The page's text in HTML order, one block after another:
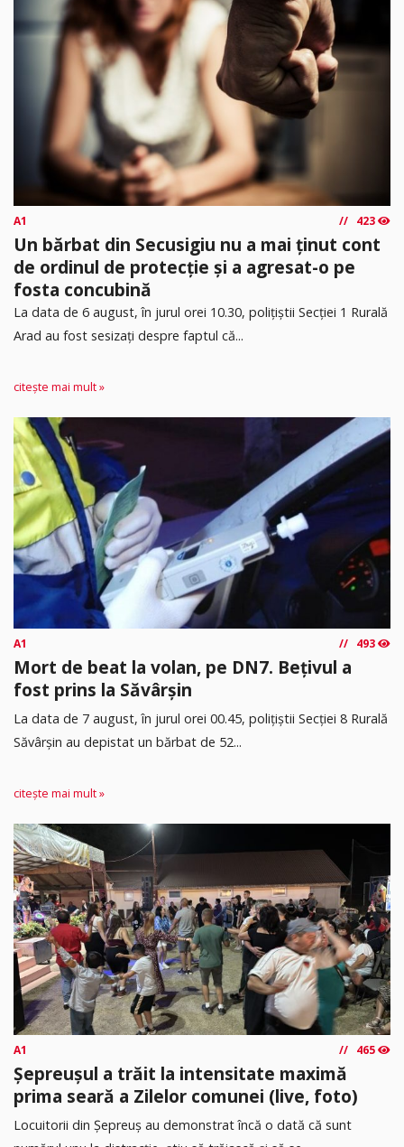
A1 423
Un bărbat din Secusigiu nu a mai ținut cont
de ordinul de protecție și a agresat-o pe
fosta concubină
​La data de 6 august, în jurul orei 10.30, polițiștii Secției 1 Rurală
Arad au fost sesizați despre faptul că...
citește mai mult »
A1 493
Mort de beat la volan, pe DN7. Bețivul a
fost prins la Săvârșin
​La data de 7 august, în jurul orei 00.45, polițiștii Secției 8 Rurală
Săvârșin au depistat un bărbat de 52...
citește mai mult »
A1 465
Șepreușul a trăit la intensitate maximă
prima seară a Zilelor comunei (live, foto)
Locuitorii din Șepreuș au demonstrat încă o dată că sunt